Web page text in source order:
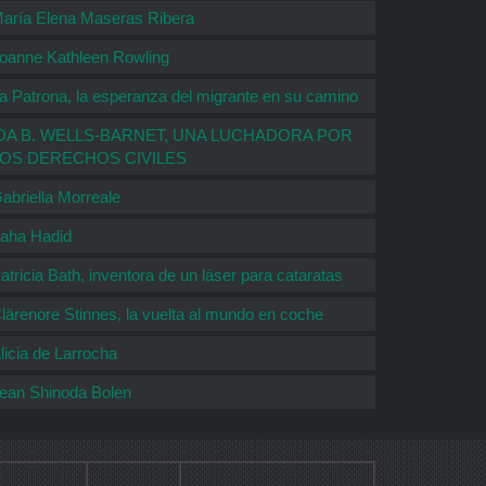
Elena Maseras Ribera
Kathleen Rowling
Patrona, la esperanza del migrante en su camino
B. WELLS-BARNET, UNA LUCHADORA POR
DERECHOS CIVILES
Morreale
Hadid
Bath, inventora de un láser para cataratas
Stinnes, la vuelta al mundo en coche
de Larrocha
Shinoda Bolen